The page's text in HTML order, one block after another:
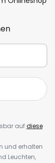
aufdiese
und erhalten
Leuchten,